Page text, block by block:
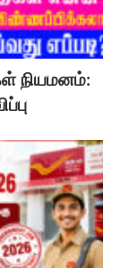
நியமனம்: